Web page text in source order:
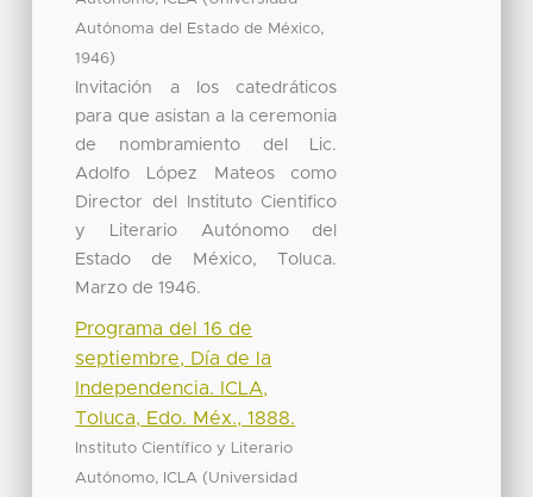
Autónoma del Estado de México,
1946)
Invitación a los catedráticos
para que asistan a la ceremonia
de nombramiento del Lic.
Adolfo López Mateos como
Director del Instituto Cientifico
y Literario Autónomo del
Estado de México, Toluca.
Marzo de 1946.
Programa del 16 de
septiembre, Día de la
Independencia. ICLA,
Toluca, Edo. Méx., 1888.
Instituto Científico y Literario
Autónomo, ICLA (Universidad